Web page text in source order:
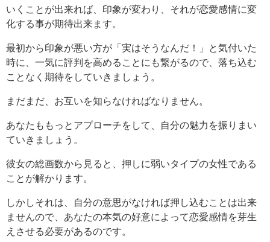
いくことが出来れば、印象が変わり、それが恋愛感情に変
化する事が期待出来ます。
最初から印象が悪い方が「実はそうなんだ！」と気付いた
時に、一気に評判を高めることにも繋がるので、落ち込む
ことなく期待をしていきましょう。
まだまだ、お互いを知らなければなりません。
あなたももっとアプローチをして、自分の魅力を振りまい
ていきましょう。
彼女の総画数から見ると、押しに弱いタイプの女性である
ことが解かります。
しかしそれは、自分の意思がなければ押し込むことは出来
ませんので、あなたの本気の好意によって恋愛感情を芽生
えさせる必要があるのです。